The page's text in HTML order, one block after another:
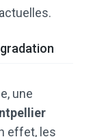
une
effet, les